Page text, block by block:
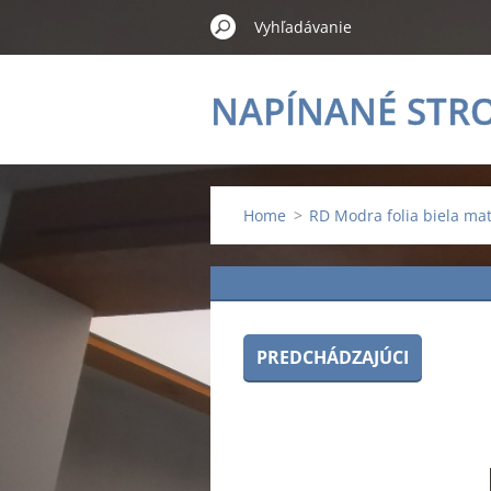
NAPÍNANÉ
Home > RD Modra folia biela
PREDCHÁDZAJÚCI